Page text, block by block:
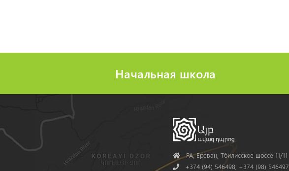
Начальная школа
AddressРА, Ереван, Тбилисское шоссе 11/11
Phone+374 (94) 546498; +374 (98) 546497